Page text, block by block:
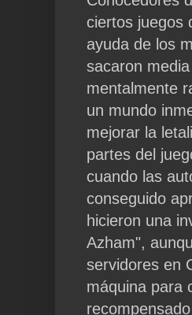
ciertos juegos
ayuda de los
sacaron
mentalmente
un mundo
mejorar la
partes del
cuando las
conseguido
hicieron una
Azham",
servidores en
máquina para